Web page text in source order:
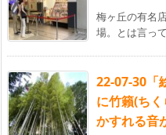
梅ヶ丘の有名
場。とは言っ
22-07-30「
に竹籟(ち
かすれる音